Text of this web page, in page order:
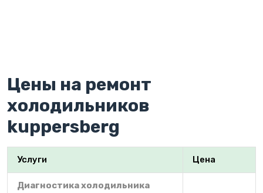
Цены на ремонт
холодильников
kuppersberg
Услуги Цена
Диагностика холодильника